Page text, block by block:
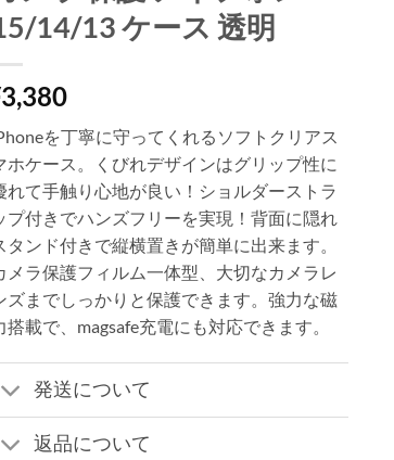
14/13 ケース 透明
3,380
を丁寧に守ってくれるソフトクリアス
ホケース。くびれデザインはグリップ性に
れて手触り心地が良い！ショルダーストラ
プ付きでハンズフリーを実現！背面に隠れ
タンド付きで縦横置きが簡単に出来ます。
メラ保護フィルム一体型、大切なカメラレ
ズまでしっかりと保護できます。強力な磁
搭載で、magsafe充電にも対応できます。
発送について
返品について